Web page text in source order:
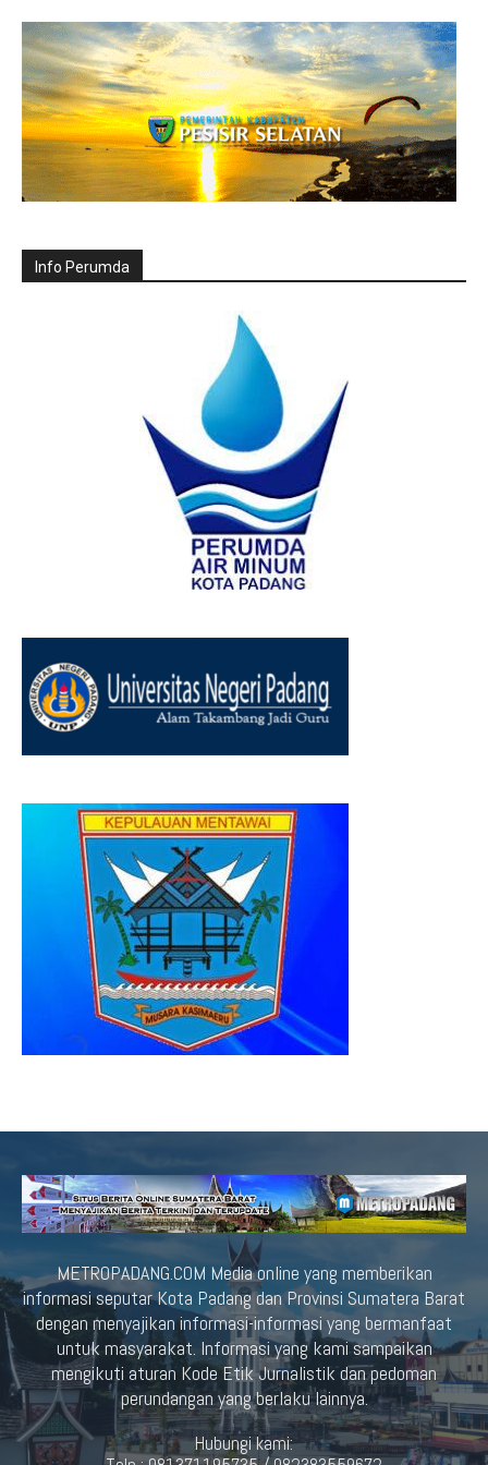
Info Perumda
METROPADANG.COM Media online yang memberikan
informasi seputar Kota Padang dan Provinsi Sumatera Barat
dengan menyajikan informasi-informasi yang bermanfaat
untuk masyarakat. Informasi yang kami sampaikan
mengikuti aturan Kode Etik Jurnalistik dan pedoman
perundangan yang berlaku lainnya.
Hubungi kami: